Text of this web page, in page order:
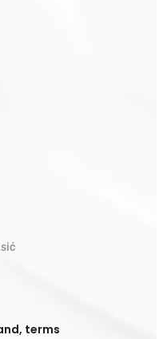
, terms